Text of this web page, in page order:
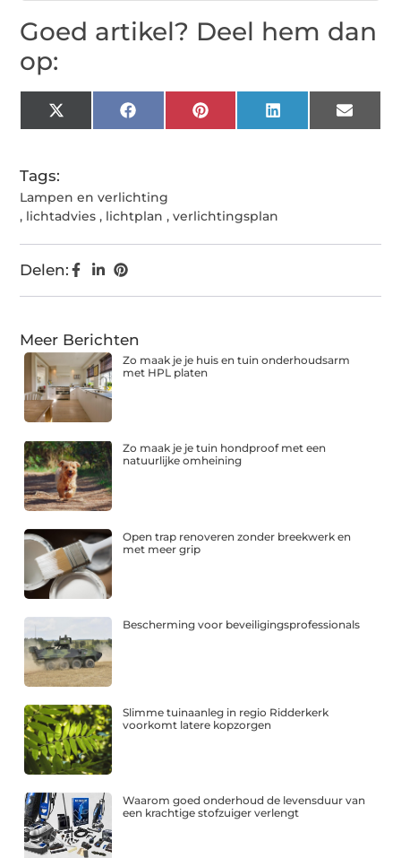
Goed artikel? Deel hem dan
op:
X
(Twitter)
FacebookPinterestLinkedIn Email
Tags:
Lampen en verlichting
, lichtadvies , lichtplan ,verlichtingsplan
Delen:
Meer Berichten
Zo maak je je huis en tuin onderhoudsarm
met HPL platen
Zo maak je je tuin hondproof met een
natuurlijke omheining
Open trap renoveren zonder breekwerk en
met meer grip
Bescherming voor beveiligingsprofessionals
Slimme tuinaanleg in regio Ridderkerk
voorkomt latere kopzorgen
Waarom goed onderhoud de levensduur van
een krachtige stofzuiger verlengt